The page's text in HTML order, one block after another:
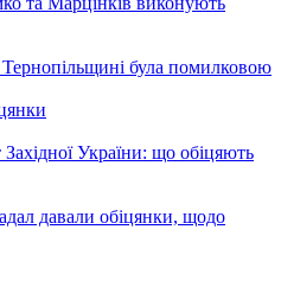
Тернопільщині була помилковою
України: що обіцяють
давали обіцянки, щодо